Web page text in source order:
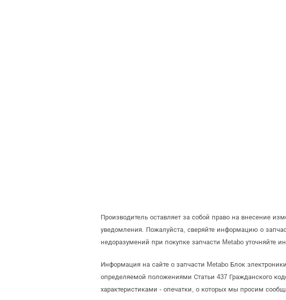
Производитель оставляет за собой право на внесение
уведомления. Пожалуйста, сверяйте информацию о
недоразумений при покупке запчасти Metabo уточняйте
Информация на сайте о запчасти Metabo Блок
определяемой положениями Статьи 437 Гражданского
характеристиками - опечатки, о которых мы просим